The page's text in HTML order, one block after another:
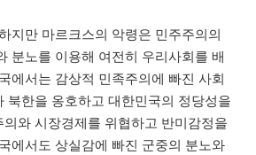
지만 마르크스의 악령은 민주주의의
분노를 이용해 여전히 우리사회를 배
에서는 감상적 민족주의에 빠진 사회
북한을 옹호하고 대한민국의 정당성을
와 시장경제를 위협하고 반미감정을
에서도 상실감에 빠진 군중의 분노와